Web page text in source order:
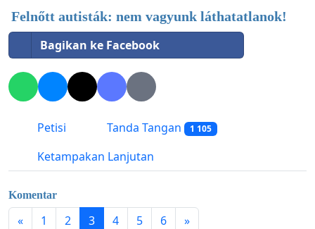
Felnőtt autisták: nem vagyunk láthatatlanok!
Bagikan ke Facebook
Petisi Tanda Tangan 1 105
Ketampakan Lanjutan
Komentar
« 1 2 3 4 5 6 »